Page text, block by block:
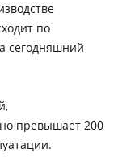
по
сегодняшний
превышает 200